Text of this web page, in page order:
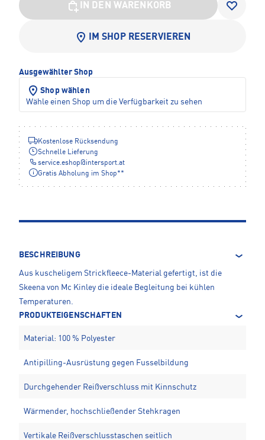
IN DEN WARENKORB
IM SHOP RESERVIEREN
Ausgewählter Shop
Shop wählen
Wähle einen Shop um die Verfügbarkeit zu sehen
Kostenlose Rücksendung
Schnelle Lieferung
service.eshop@intersport.at
Gratis Abholung im Shop**
BESCHREIBUNG
Aus kuscheligem Strickfleece-Material gefertigt, ist die
Skeena von Mc Kinley die ideale Begleitung bei kühlen
Temperaturen.
PRODUKTEIGENSCHAFTEN
Material: 100 % Polyester
Antipilling-Ausrüstung gegen Fusselbildung
Durchgehender Reißverschluss mit Kinnschutz
Wärmender, hochschließender Stehkragen
Vertikale Reißverschlusstaschen seitlich